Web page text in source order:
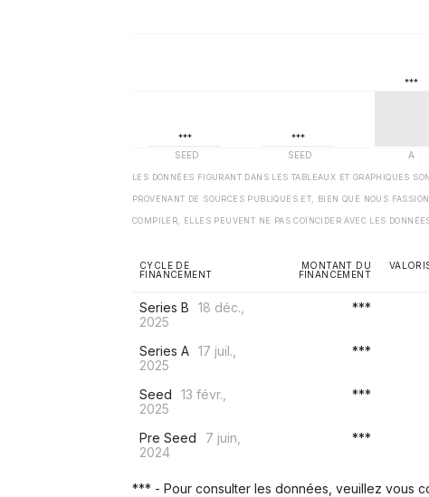
LES DONNÉES FIGURANT DANS LES TABLEAUX ET GRAPHIQUES
PROVENANT DE SOURCES PUBLIQUES ET, BIEN QUE NOUS
COMPILER, ELLES PEUVENT NE PAS COÏNCIDER AVEC LES
CYCLE DE
FINANCEMENT
MONTANT DU
FINANCEMENT
Series B
18 déc.,
2025
***
Series A 17 juil.,
2025
***
Seed
13 févr.,
2025
***
Pre Seed
7 juin,
2024
***
*** - Pour consulter les données, veuillez vous